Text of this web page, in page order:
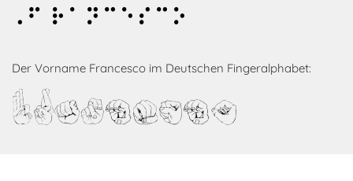
Francesco
Der Vorname Francesco im Deutschen Fingeralphabet:
Francesco